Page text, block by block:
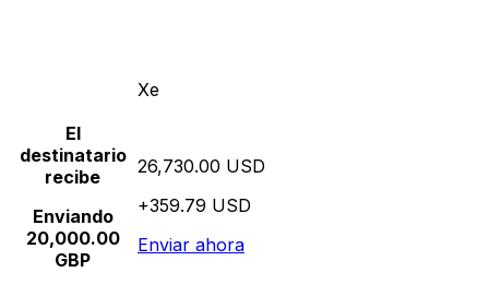
Xe
El
destinatario
recibe
Enviando
20,000.00
GBP
26,730.00 USD
+359.79 USD
Enviar ahora